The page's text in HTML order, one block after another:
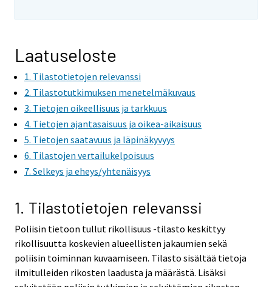
Laatuseloste
1. Tilastotietojen relevanssi
2. Tilastotutkimuksen menetelmäkuvaus
3. Tietojen oikeellisuus ja tarkkuus
4. Tietojen ajantasaisuus ja oikea-aikaisuus
5. Tietojen saatavuus ja läpinäkyvyys
6. Tilastojen vertailukelpoisuus
7. Selkeys ja eheys/yhtenäisyys
1. Tilastotietojen relevanssi
Poliisin tietoon tullut rikollisuus -tilasto keskittyy
rikollisuutta koskevien alueellisten jakaumien sekä
poliisin toiminnan kuvaamiseen. Tilasto sisältää tietoja
ilmitulleiden rikosten laadusta ja määrästä. Lisäksi